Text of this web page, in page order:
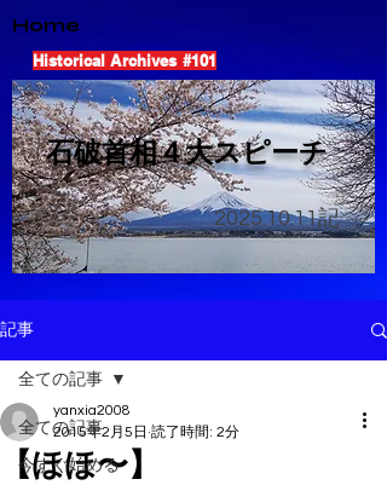
Home
Historical Archives #101
​石破首相４大スピーチ
2025.10.11記
記事
全ての記事
今すぐ始める
全ての記事
【ほほ〜】
yanxia2008
2015年2月5日 読了時間: 2分